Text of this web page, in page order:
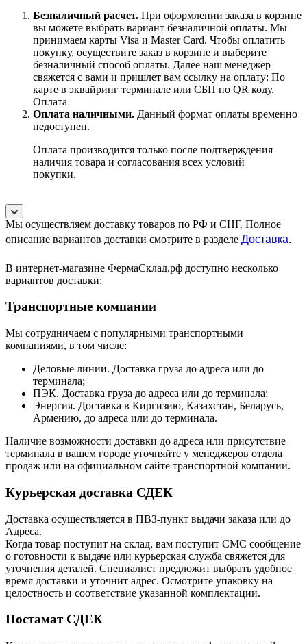
Безналичный расчет. При оформлении заказа в корзине
вы можете выбрать вариант безналичной оплаты. Мы
принимаем карты Visa и Master Card. Чтобы оплатить
покупку, осуществите заказ в корзине и выберите
безналичный способ оплаты. Далее наш менеджер
свяжется с вами и пришлет вам ссылку на оплату: По
карте в эквайринг терминале или СБП по QR коду.
Оплата
Оплата наличными. Данный формат оплаты временно
недоступен.
Оплата производится только после подтверждения
наличия товара и согласования всех условий
покупки.
Мы осуществляем доставку товаров по РФ и СНГ. Полное
описание вариантов доставки смотрите в разделе Доставка.
В интернет-магазине ФермаСклад.рф доступно несколько
вариантов доставки:
Транспортные компании
Мы сотрудничаем с популярными транспортными
компаниями, в том числе:
Деловые линии. Доставка груза до адреса или до
терминала;
ПЭК. Доставка груза до адреса или до терминала;
Энергия. Доставка в Киргизию, Казахстан, Беларусь,
Армению, до адреса или до терминала.
Наличие возможности доставки до адреса или присутствие
терминала в вашем городе уточняйте у менеджеров отдела
продаж или на официальном сайте транспортной компании.
Курьерская доставка СДЕК
Доставка осуществляется в ПВЗ-пункт выдачи заказа или до
Адреса.
Когда товар поступит на склад, вам поступит СМС сообщение
о готовности к выдаче или курьерская служба свяжется для
уточнения деталей. Специалист предложит выбрать удобное
время доставки и уточнит адрес. Осмотрите упаковку на
целостность и соответствие указанной комплектации.
Постамат СДЕК